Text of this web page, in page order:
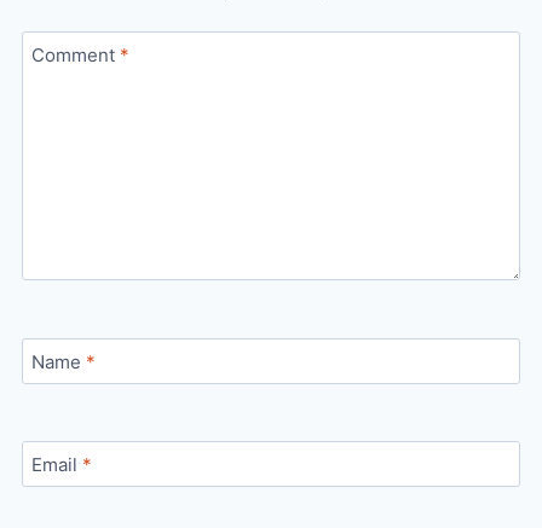
Comment *
Name *
Email *